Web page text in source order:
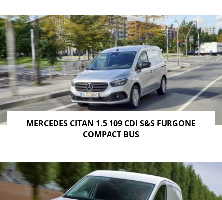
MERCEDES CITAN 1.5 109 CDI S&S FURGONE
COMPACT BUS